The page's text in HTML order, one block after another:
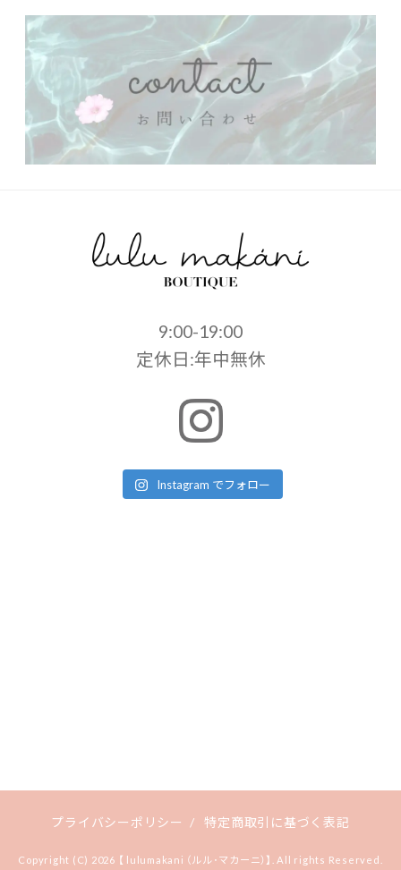
9:00-19:00
定休日:年中無休
Instagram でフォロー
プライバシーポリシー / 特定商取引に基づく表記
Copyright (C) 2026 【 lulumakani （ルル･マカーニ）】. All rights Reserved.